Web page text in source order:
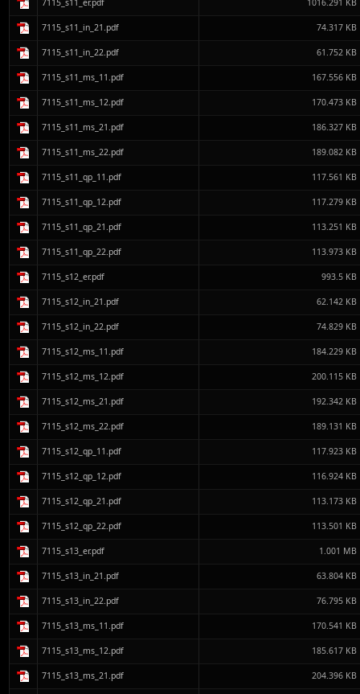
7115_s11_er.pdf 1016.291 KB
7115_s11_in_21.pdf 74.317 KB
7115_s11_in_22.pdf 61.752 KB
7115_s11_ms_11.pdf 167.556 KB
7115_s11_ms_12.pdf 170.473 KB
7115_s11_ms_21.pdf 186.327 KB
7115_s11_ms_22.pdf 189.082 KB
7115_s11_qp_11.pdf 117.561 KB
7115_s11_qp_12.pdf 117.279 KB
7115_s11_qp_21.pdf 113.251 KB
7115_s11_qp_22.pdf 113.973 KB
7115_s12_er.pdf 993.5 KB
7115_s12_in_21.pdf 62.142 KB
7115_s12_in_22.pdf 74.829 KB
7115_s12_ms_11.pdf 184.229 KB
7115_s12_ms_12.pdf 200.115 KB
7115_s12_ms_21.pdf 192.342 KB
7115_s12_ms_22.pdf 189.131 KB
7115_s12_qp_11.pdf 117.923 KB
7115_s12_qp_12.pdf 116.924 KB
7115_s12_qp_21.pdf 113.173 KB
7115_s12_qp_22.pdf 113.501 KB
7115_s13_er.pdf 1.001 MB
7115_s13_in_21.pdf 63.804 KB
7115_s13_in_22.pdf 76.795 KB
7115_s13_ms_11.pdf 170.541 KB
7115_s13_ms_12.pdf 185.617 KB
7115_s13_ms_21.pdf 204.396 KB